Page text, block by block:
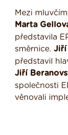
Mezi
Marta
představila
směrnice. Jiří
představil
Jiří
společnosti
věnovali